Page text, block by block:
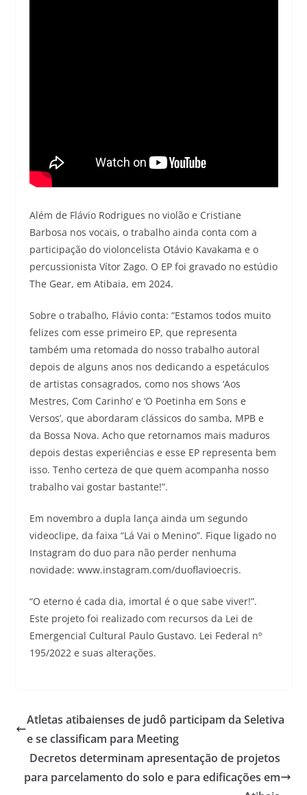
Além de Flávio Rodrigues no violão e Cristiane
Barbosa nos vocais, o trabalho ainda conta com a
participação do violoncelista Otávio Kavakama e o
percussionista Vítor Zago. O EP foi gravado no estúdio
The Gear, em Atibaia, em 2024.
Sobre o trabalho, Flávio conta: “Estamos todos muito
felizes com esse primeiro EP, que representa
também uma retomada do nosso trabalho autoral
depois de alguns anos nos dedicando a espetáculos
de artistas consagrados, como nos shows ‘Aos
Mestres, Com Carinho’ e ‘O Poetinha em Sons e
Versos’, que abordaram clássicos do samba, MPB e
da Bossa Nova. Acho que retornamos mais maduros
depois destas experiências e esse EP representa bem
isso. Tenho certeza de que quem acompanha nosso
trabalho vai gostar bastante!”.
Em novembro a dupla lança ainda um segundo
videoclipe, da faixa “Lá Vai o Menino”. Fique ligado no
Instagram do duo para não perder nenhuma
novidade: www.instagram.com/duoflavioecris.
“O eterno é cada dia, imortal é o que sabe viver!”.
Este projeto foi realizado com recursos da Lei de
Emergencial Cultural Paulo Gustavo. Lei Federal nº
195/2022 e suas alterações.
Atletas atibaienses de judô participam da Seletiva
e se classificam para Meeting
Decretos determinam apresentação de projetos
para parcelamento do solo e para edificações em